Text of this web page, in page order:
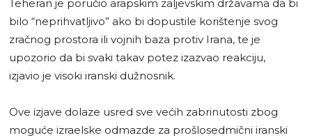
Teheran je poručio arapskim zaljevskim državama da bi
bilo “neprihvatljivo” ako bi dopustile korištenje svog
zračnog prostora ili vojnih baza protiv Irana, te je
upozorio da bi svaki takav potez izazvao reakciju,
izjavio je visoki iranski dužnosnik.
Ove izjave dolaze usred sve većih zabrinutosti zbog
moguće izraelske odmazde za prošlosedmični iranski